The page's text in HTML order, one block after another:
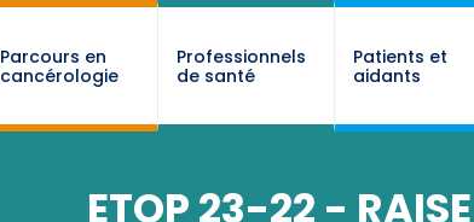
Parcours en
cancérologie
Professionnels
de santé
Patients et
aidants
ETOP 23-22 - RAISE